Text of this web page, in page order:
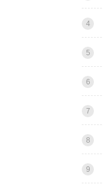
4
5
6
7
8
9